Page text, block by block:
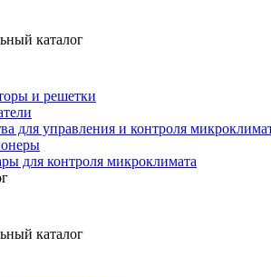
каталог
и решетки
для управления и контроля
для контроля микроклимата
каталог